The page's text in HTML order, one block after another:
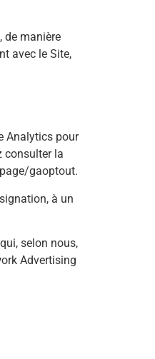
de manière
avec le Site,
Analytics pour
consulter la
gaoptout.
à un
selon nous,
Advertising